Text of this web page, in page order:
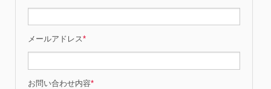
メールアドレス*
お問い合わせ内容*